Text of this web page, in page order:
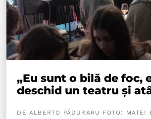
„Eu sunt o bilă de foc,
deschid un teatru și
DE ALBERTO PĂDURARU FOTO: MATEI